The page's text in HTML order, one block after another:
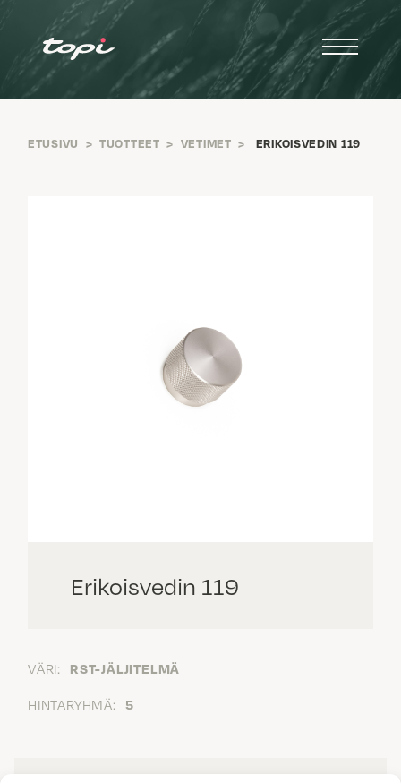
ETUSIVU > TUOTTEET > VETIMET > ERIKOISVEDIN 119
Erikoisvedin 119
VÄRI: RST-JÄLJITELMÄ
HINTARYHMÄ: 5